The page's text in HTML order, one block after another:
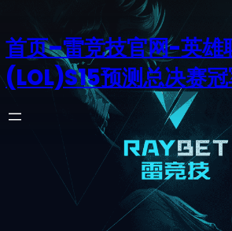
首页–雷竞技官网-英雄
(LOL)S15预测总决赛